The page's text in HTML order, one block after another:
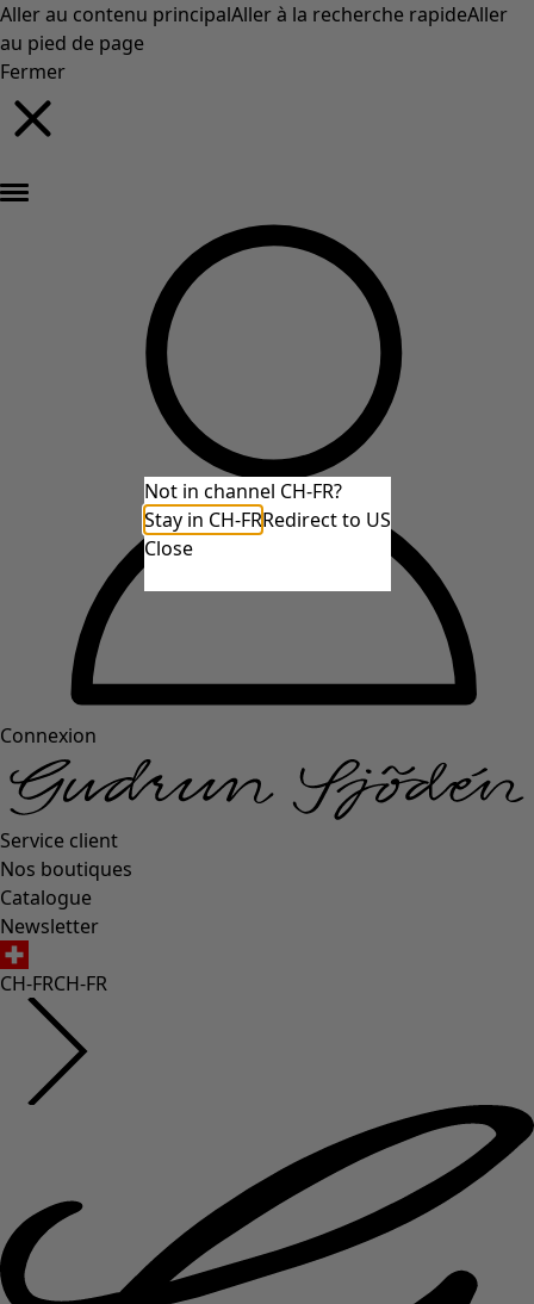
Aller au contenu principalAller à la recherche rapideAller
au pied de page
Fermer
Connexion
Service client
Nos boutiques
Catalogue
Newsletter
CH-FRCH-FR
Not in channel CH-FR?
Stay in CH-FRRedirect to US
Close